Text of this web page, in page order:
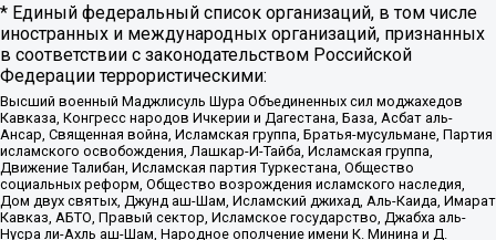
* Единый федеральный список организаций, в том числе
иностранных и международных организаций, признанных
в соответствии с законодательством Российской
Федерации террористическими:
Высший военный Маджлисуль Шура Объединенных сил моджахедов
Кавказа, Конгресс народов Ичкерии и Дагестана, База, Асбат аль-
Ансар, Священная война, Исламская группа, Братья-мусульмане, Партия
исламского освобождения, Лашкар-И-Тайба, Исламская группа,
Движение Талибан, Исламская партия Туркестана, Общество
социальных реформ, Общество возрождения исламского наследия,
Дом двух святых, Джунд аш-Шам, Исламский джихад, Аль-Каида, Имарат
Кавказ, АБТО, Правый сектор, Исламское государство, Джабха аль-
Нусра ли-Ахль аш-Шам, Народное ополчение имени К. Минина и Д.